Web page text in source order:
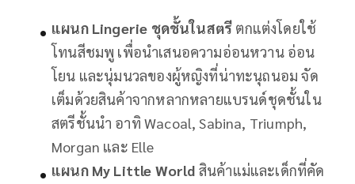
แผนก Lingerie ชุดชั้นในสตรี ตกแต่งโดยใช้
โทนสีชมพู เพื่อนำเสนอความอ่อนหวาน อ่อน
โยน และนุ่มนวลของผู้หญิงที่น่าทะนุถนอม จัด
เต็มด้วยสินค้าจากหลากหลายแบรนด์ชุดชั้นใน
สตรีชั้นนำ อาทิ Wacoal, Sabina, Triumph,
Morgan และ Elle
แผนก My Little World สินค้าแม่และเด็กที่คัด